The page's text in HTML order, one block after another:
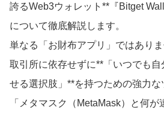
誇るWeb3ウォレット**『Bitget
について徹底解説します。
単なる「お財布アプリ」ではありま
取引所に依存せずに**「いつでも
せる選択肢」**を持つための強力な
「メタマスク（MetaMask）と何が